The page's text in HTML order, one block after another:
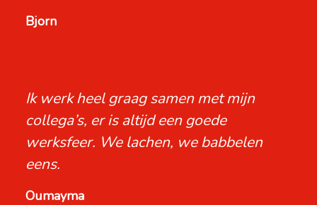
Bjorn
Ik werk heel graag samen met mijn
collega’s, er is altijd een goede
werksfeer. We lachen, we babbelen
eens.
Oumayma